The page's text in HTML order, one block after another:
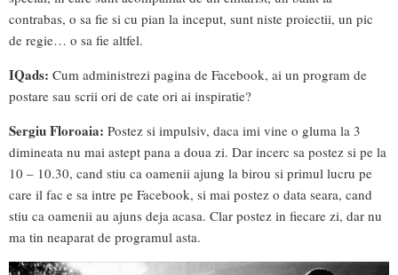
contrabas, o sa fie si cu pian la inceput, sunt niste proiectii, un pic
de regie… o sa fie altfel.
IQads: Cum administrezi pagina de Facebook, ai un program de
postare sau scrii ori de cate ori ai inspiratie?
Sergiu Floroaia: Postez si impulsiv, daca imi vine o gluma la 3
dimineata nu mai astept pana a doua zi. Dar incerc sa postez si pe la
10 – 10.30, cand stiu ca oamenii ajung la birou si primul lucru pe
care il fac e sa intre pe Facebook, si mai postez o data seara, cand
stiu ca oamenii au ajuns deja acasa. Clar postez in fiecare zi, dar nu
ma tin neaparat de programul asta.